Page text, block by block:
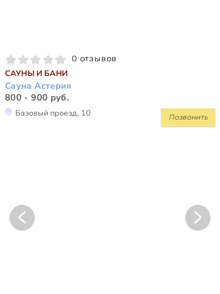
0 отзывов
САУНЫ И БАНИ
Сауна Астерия
800 - 900 руб.
Позвонить
Базовый проезд, 10